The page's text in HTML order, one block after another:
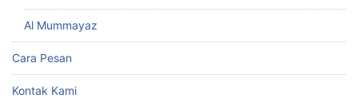
Al Mummayaz
Cara Pesan
Kontak Kami